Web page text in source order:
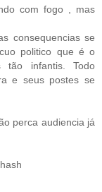
com fogo , mas
consequencias se
politico que é o
tão infantis. Todo
e seus postes se
perca audiencia já